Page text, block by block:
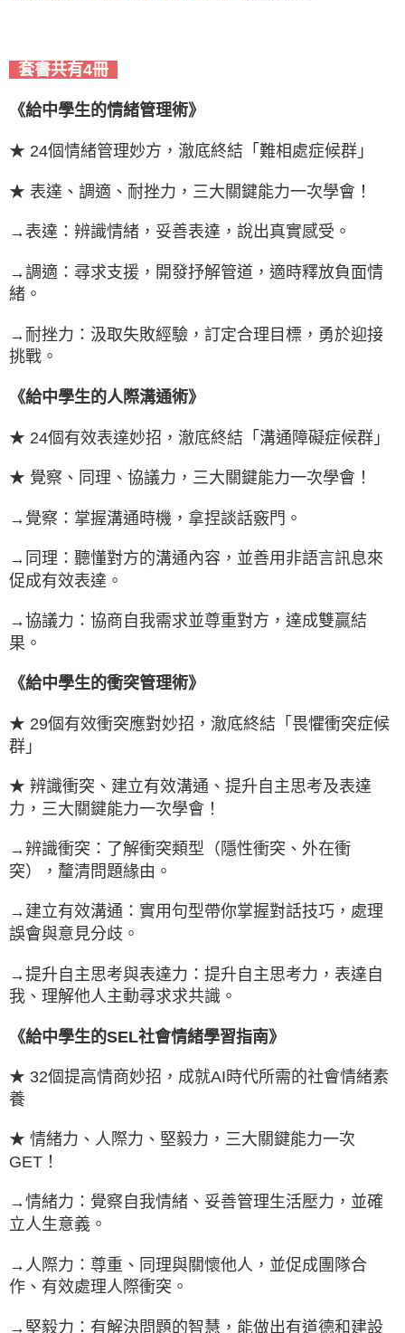
套書共有4冊
《給中學生的情緒管理術》
★ 24個情緒管理妙方，澈底終結「難相處症候群」
★ 表達、調適、耐挫力，三大關鍵能力一次學會！
→表達：辨識情緒，妥善表達，說出真實感受。
→調適：尋求支援，開發抒解管道，適時釋放負面情
緒。
→耐挫力：汲取失敗經驗，訂定合理目標，勇於迎接
挑戰。
《給中學生的人際溝通術》
★ 24個有效表達妙招，澈底終結「溝通障礙症候群」
★ 覺察、同理、協議力，三大關鍵能力一次學會！
→覺察：掌握溝通時機，拿捏談話竅門。
→同理：聽懂對方的溝通內容，並善用非語言訊息來
促成有效表達。
→協議力：協商自我需求並尊重對方，達成雙贏結
果。
《給中學生的衝突管理術》
★ 29個有效衝突應對妙招，澈底終結「畏懼衝突症候
群」
★ 辨識衝突、建立有效溝通、提升自主思考及表達
力，三大關鍵能力一次學會！
→辨識衝突：了解衝突類型（隱性衝突、外在衝
突），釐清問題緣由。
→建立有效溝通：實用句型帶你掌握對話技巧，處理
誤會與意見分歧。
→提升自主思考與表達力：提升自主思考力，表達自
我、理解他人主動尋求求共識。
《給中學生的SEL社會情緒學習指南》
★ 32個提高情商妙招，成就AI時代所需的社會情緒素
養
★ 情緒力、人際力、堅毅力，三大關鍵能力一次
GET！
→情緒力：覺察自我情緒、妥善管理生活壓力，並確
立人生意義。
→人際力：尊重、同理與關懷他人，並促成團隊合
作、有效處理人際衝突。
→堅毅力：有解決問題的智慧，能做出有道德和建設